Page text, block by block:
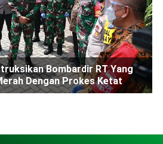
Bombardir RT Yang
Dengan Prokes Ketat